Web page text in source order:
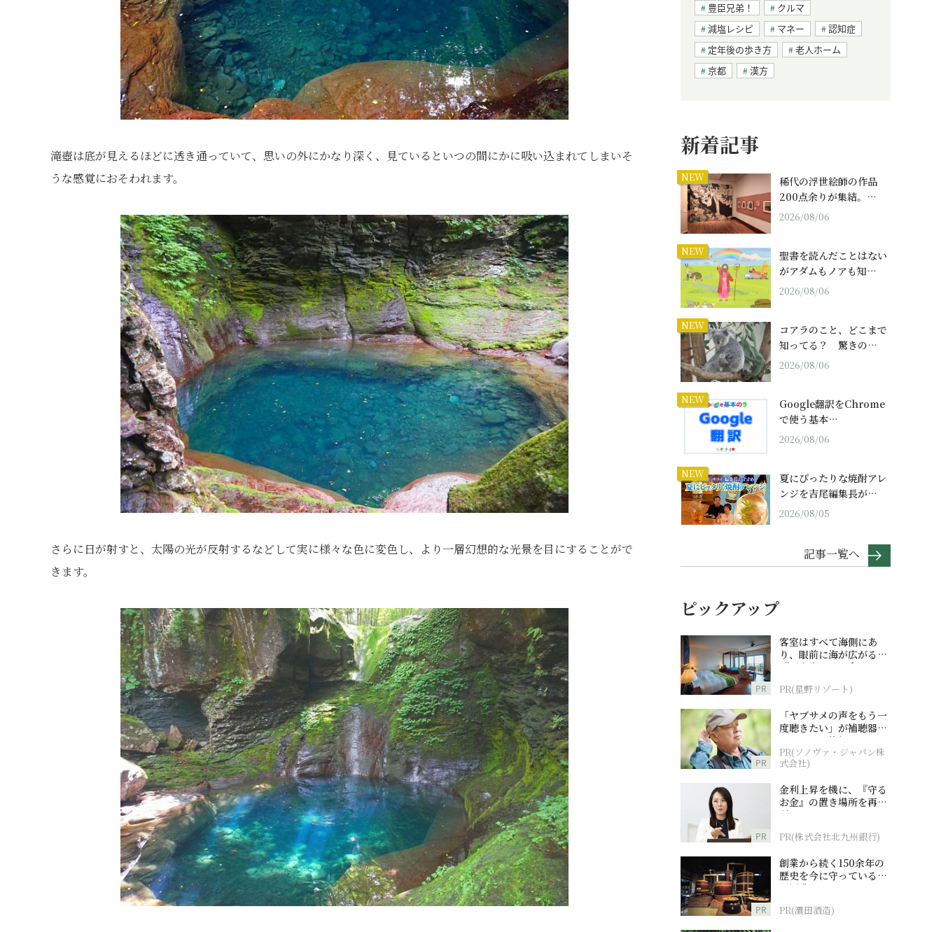
滝壺は底が見えるほどに透き通っていて、思いの外にかなり深く、見ているといつの間にかに吸い込まれてしまいそ
うな感覚におそわれます。
さらに日が射すと、太陽の光が反射するなどして実に様々な色に変色し、より一層幻想的な光景を目にすることがで
きます。
豊臣兄弟！
クルマ
減塩レシピ
マネー
認知症
定年後の歩き方
老人ホーム
京都
漢方
新着記事
NEW
稀代の浮世絵師の作品
200点余りが集結。…
2026/08/06
NEW
聖書を読んだことはない
がアダムもノアも知…
2026/08/06
NEW
コアラのこと、どこまで
知ってる？ 驚きの…
2026/08/06
NEW
Google翻訳をChrome
で使う基本…
2026/08/06
NEW
夏にぴったりな焼酎アレ
ンジを吉尾編集長が…
2026/08/05
記事一覧へ
ピックアップ
PR
客室はすべて海側にあ
り、眼前に海が広がる
『西表島ホテル by 星野
PR(星野リゾート)
PR
「ヤブサメの声をもう一
度聴きたい」が補聴器チ
ャレンジの後押しに
PR(ソノヴァ・ジャパン株
式会社)
PR
金利上昇を機に、『守る
お金』の置き場所を再検
討
PR(株式会社北九州銀行)
PR
創業から続く150余年の
歴史を今に守っている濵
田酒造
PR(濵田酒造)